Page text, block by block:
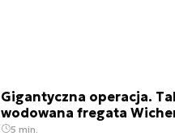
Gigantyczna operacja.
wodowana fregata
5 min.